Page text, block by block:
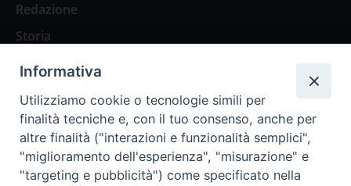
Redazione
Storia
Abbonamenti
Abbonamento Annuale Digitale
Abbonamento Annuale Cartaceo
Informativa
Utilizziamo cookie o tecnologie simili per
finalità tecniche e, con il tuo consenso, anche per
altre finalità ("interazioni e funzionalità semplici",
"miglioramento dell'esperienza", "misurazione" e
"targeting e pubblicità") come specificato nella